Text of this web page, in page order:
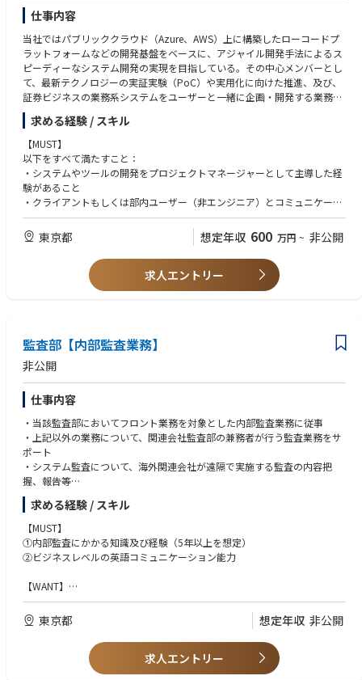
仕事内容
当社ではパブリッククラウド（Azure、AWS）上に構築したローコードプ
ラットフォームなどの開発基盤をベースに、アジャイル開発手法によるス
ピーディーなシステム開発の実現を目指している。その中心メンバーとし
て、最新テクノロジーの実証実験（PoC）や実用化に向けた推進、及び、
証券ビジネスの業務系システムをユーザーと一緒に企画・開発する業務を
担当する方を募集
求める経験 / スキル
【MUST】
以下をすべて満たすこと：
・システムやツールの開発をプロジェクトマネージャーとして主導した経
験があること
・クライアントもしくは部内ユーザー（非エンジニア）とコミュニケーシ
ョンを取り、要件を整理・具体化した経験
・コンサル、金融系ベンダー、金融機関いずれかでの業務経験
以下いずれかを満たすと尚良い：
・生成AIを用いたシステムやツールの開発に関与した実務経験がある方、
東京都 想定年収 600 万円 ~ 非公開
求人エントリー
監査部【内部監査業務】
非公開
仕事内容
・当該監査部においてフロント業務を対象とした内部監査業務に従事
・上記以外の業務について、関連会社監査部の兼務者が行う監査業務をサ
ポート
・システム監査について、海外関連会社が遠隔で実施する監査の内容把
握、報告等
・監査計画書、監査調書、監査報告書等の内部監査関連書類の和訳／英訳
・その他、ビジネスモニタリング、リスクアセスメント等、関連会社と連
携して監査関連業務にも従事
求める経験 / スキル
【MUST】
①内部監査にかかる知識及び経験（5年以上を想定）
②ビジネスレベルの英語コミュニケーション能力
【WANT】
①CIA（公認内部監査人）資格保有
②証券業務（特にエクイティ関連）にかかる実務経験
③システム監査にかかる知見
④監査システム（Audit Board、Archer等）の利用経験
東京都 想定年収 非公開
求人エントリー